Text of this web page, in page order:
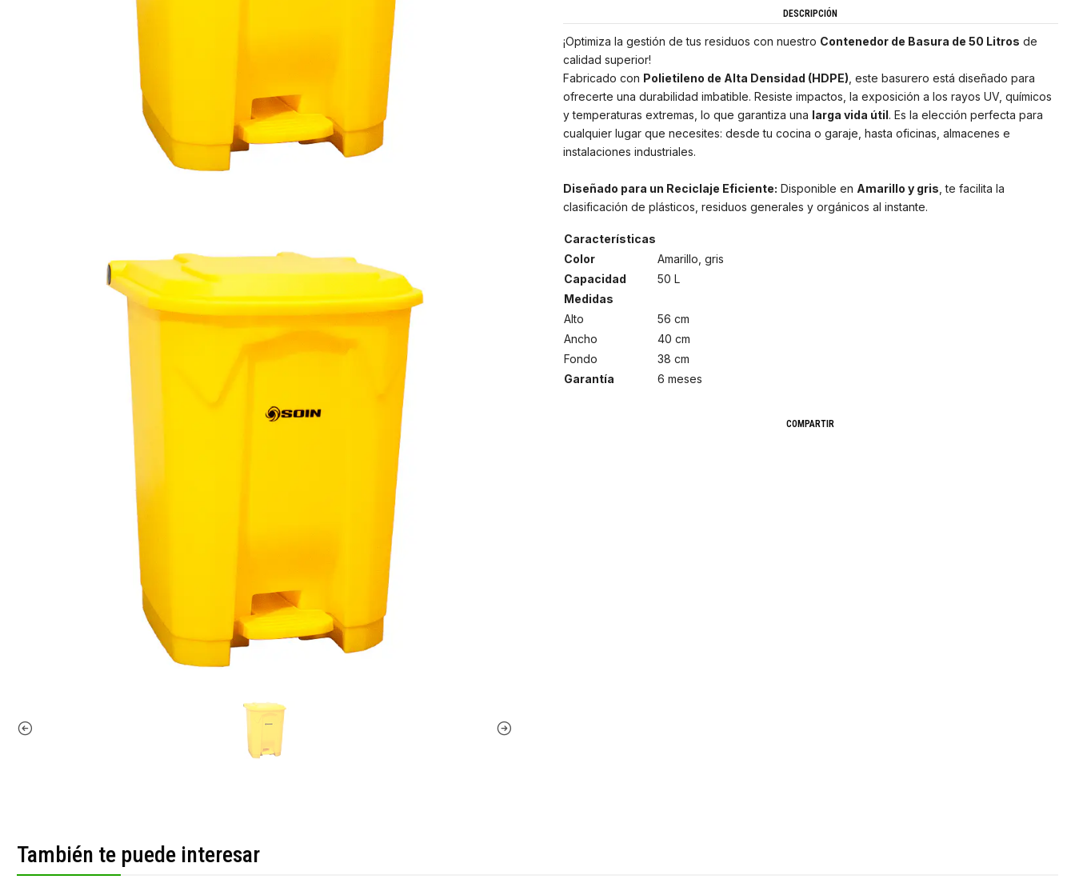
DESCRIPCIÓN
¡Optimiza la gestión de tus residuos con nuestro Contenedor de Basura de 50 Litros de
calidad superior!
Fabricado con Polietileno de Alta Densidad (HDPE) , este basurero está diseñado para
ofrecerte una durabilidad imbatible. Resiste impactos, la exposición a los rayos UV, químicos
y temperaturas extremas, lo que garantiza una larga vida útil. Es la elección perfecta para
cualquier lugar que necesites: desde tu cocina o garaje, hasta oficinas, almacenes e
instalaciones industriales.
Diseñado para un Reciclaje Eficiente: Disponible en Amarillo y gris , te facilita la
clasificación de plásticos, residuos generales y orgánicos al instante.
Características
Color
Amarillo, gris
Capacidad
50 L
Medidas
Alto
56 cm
Ancho
40 cm
Fondo
38 cm
Garantía
6 meses
COMPARTIR
También te puede interesar